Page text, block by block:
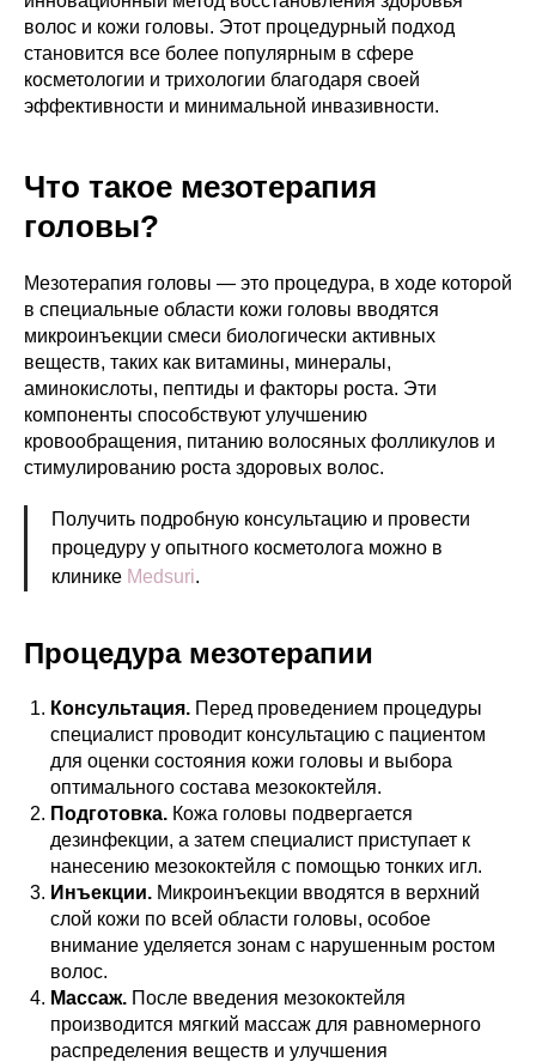
волос и кожи головы. Этот процедурный подход
становится все более популярным в сфере
косметологии и трихологии благодаря своей
эффективности и минимальной инвазивности.
Что такое мезотерапия
головы?
Мезотерапия головы — это процедура, в ходе которой
в специальные области кожи головы вводятся
микроинъекции смеси биологически активных
веществ, таких как витамины, минералы,
аминокислоты, пептиды и факторы роста. Эти
компоненты способствуют улучшению
кровообращения, питанию волосяных фолликулов и
стимулированию роста здоровых волос.
Получить подробную консультацию и провести
процедуру у опытного косметолога можно в
клинике Medsuri.
Процедура мезотерапии
Консультация. Перед проведением процедуры
специалист проводит консультацию с пациентом
для оценки состояния кожи головы и выбора
оптимального состава мезококтейля.
Подготовка. Кожа головы подвергается
дезинфекции, а затем специалист приступает к
нанесению мезококтейля с помощью тонких игл.
Инъекции. Микроинъекции вводятся в верхний
слой кожи по всей области головы, особое
внимание уделяется зонам с нарушенным ростом
волос.
Массаж. После введения мезококтейля
производится мягкий массаж для равномерного
распределения веществ и улучшения